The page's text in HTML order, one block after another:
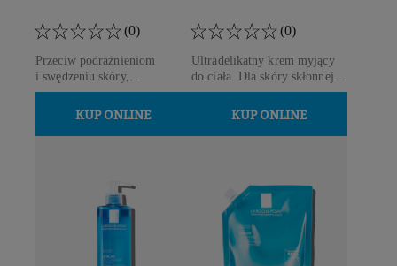
(0)
Przeciw podrażnieniom
i swędzeniu skóry,
ultradelikatny produkt do
mycia twarzy i ciała
KUP ONLINE
(0)
Ultradelikatny krem myjący
do ciała. Dla skóry skłonnej
do atopii i bardzo suchej.
Ekonomiczne opakowanie
KUP ONLINE